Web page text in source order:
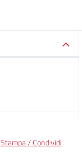
Stampa / Condividi